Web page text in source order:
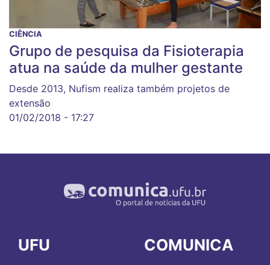
CIÊNCIA
Grupo de pesquisa da Fisioterapia
atua na saúde da mulher gestante
Desde 2013, Nufism realiza também projetos de
extensão
01/02/2018 - 17:27
UFU COMUNICA